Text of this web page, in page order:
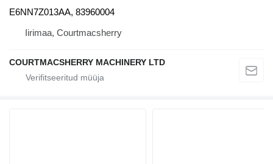
E6NN7Z013AA, 83960004
Iirimaa, Courtmacsherry
COURTMACSHERRY MACHINERY LTD